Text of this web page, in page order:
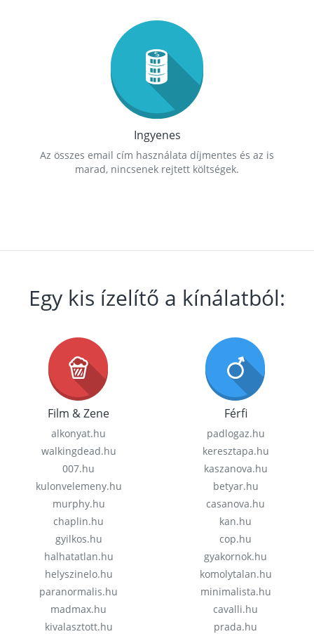
Ingyenes
Az összes email cím használata díjmentes és az is
marad, nincsenek rejtett költségek.
Egy kis ízelítő a kínálatból:
Film & Zene
alkonyat.hu
walkingdead.hu
007.hu
kulonvelemeny.hu
murphy.hu
chaplin.hu
gyilkos.hu
halhatatlan.hu
helyszinelo.hu
paranormalis.hu
madmax.hu
kivalasztott.hu
Férfi
padlogaz.hu
keresztapa.hu
kaszanova.hu
betyar.hu
casanova.hu
kan.hu
cop.hu
gyakornok.hu
komolytalan.hu
minimalista.hu
cavalli.hu
prada.hu